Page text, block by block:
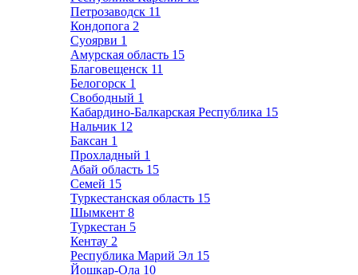
Петрозаводск 11
Кондопога 2
Суоярви 1
Амурская область 15
Благовещенск 11
Белогорск 1
Свободный 1
Кабардино-Балкарская Республика 15
Нальчик 12
Баксан 1
Прохладный 1
Абай область 15
Семей 15
Туркестанская область 15
Шымкент 8
Туркестан 5
Кентау 2
Республика Марий Эл 15
Йошкар-Ола 10